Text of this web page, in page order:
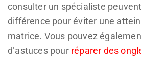
consulter un spécialiste
différence pour éviter une
matrice. Vous pouvez
d’astuces pour réparer des